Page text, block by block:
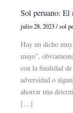
Sol peruano: El
julio 28, 2023/sol
Hay un dicho
mayo”,
con la finalidad
adversidad o
ahorrar una
[…]